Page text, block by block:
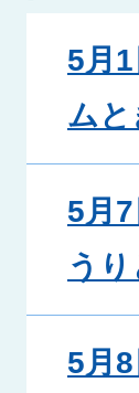
5月
ムと
5月
う
5月